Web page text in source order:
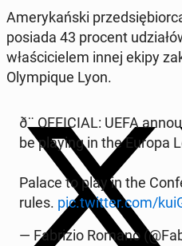
Ame­ry­kań­ski
posiada 43 procent
wła­ści­cie­lem innej ekipy
Olym­pi­que Lyon.
ð¨ OF­FI­CIAL: UEFA
be playing in the Europa
Palace to play in the
rules. pic.twitter.com/
— Fa­bri­zio Romano